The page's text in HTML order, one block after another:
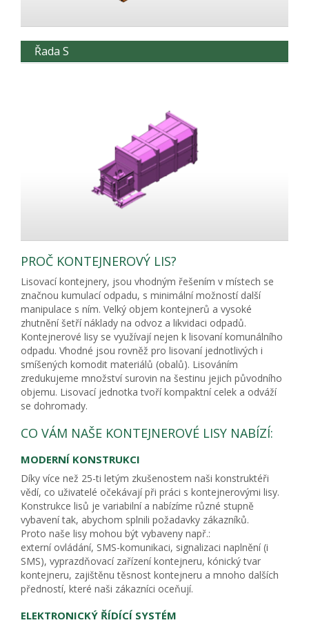
Řada S
PROČ KONTEJNEROVÝ LIS?
Lisovací kontejnery, jsou vhodným řešením v místech se
značnou kumulací odpadu, s minimální možností další
manipulace s ním. Velký objem kontejnerů a vysoké
zhutnění šetří náklady na odvoz a likvidaci odpadů.
Kontejnerové lisy se využívají nejen k lisovaní komunálního
odpadu. Vhodné jsou rovněž pro lisovaní jednotlivých i
smíšených komodit materiálů (obalů). Lisováním
zredukujeme množství surovin na šestinu jejich původního
objemu. Lisovací jednotka tvoří kompaktní celek a odváží
se dohromady.
CO VÁM NAŠE KONTEJNEROVÉ LISY NABÍZÍ:
MODERNÍ KONSTRUKCI
Díky více než 25-ti letým zkušenostem naši konstruktéři
vědí, co uživatelé očekávají při práci s kontejnerovými lisy.
Konstrukce lisů je variabilní a nabízíme různé stupně
vybavení tak, abychom splnili požadavky zákazníků.
Proto naše lisy mohou být vybaveny např.:
externí ovládání, SMS-komunikaci, signalizaci naplnění (i
SMS), vyprazdňovací zařízení kontejneru, kónický tvar
kontejneru, zajištěnu těsnost kontejneru a mnoho dalších
předností, které naši zákazníci oceňují.
ELEKTRONICKÝ ŘÍDÍCÍ SYSTÉM